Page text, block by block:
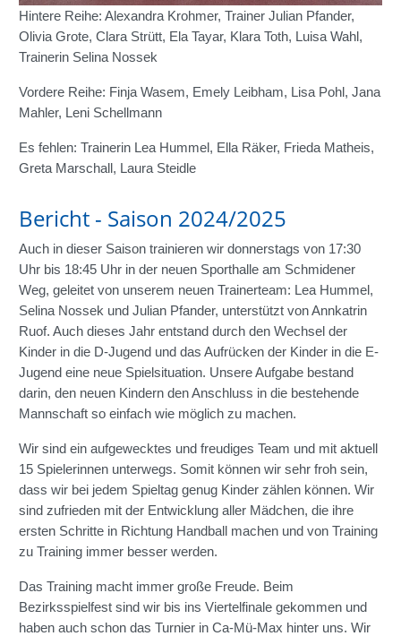
Hintere Reihe: Alexandra Krohmer, Trainer Julian Pfander,
Olivia Grote, Clara Strütt, Ela Tayar, Klara Toth, Luisa Wahl,
Trainerin Selina Nossek
Vordere Reihe: Finja Wasem, Emely Leibham, Lisa Pohl, Jana
Mahler, Leni Schellmann
Es fehlen: Trainerin Lea Hummel, Ella Räker, Frieda Matheis,
Greta Marschall, Laura Steidle
Bericht - Saison 2024/2025
Auch in dieser Saison trainieren wir donnerstags von 17:30
Uhr bis 18:45 Uhr in der neuen Sporthalle am Schmidener
Weg, geleitet von unserem neuen Trainerteam: Lea Hummel,
Selina Nossek und Julian Pfander, unterstützt von Annkatrin
Ruof. Auch dieses Jahr entstand durch den Wechsel der
Kinder in die D-Jugend und das Aufrücken der Kinder in die E-
Jugend eine neue Spielsituation. Unsere Aufgabe bestand
darin, den neuen Kindern den Anschluss in die bestehende
Mannschaft so einfach wie möglich zu machen.
Wir sind ein aufgewecktes und freudiges Team und mit aktuell
15 Spielerinnen unterwegs. Somit können wir sehr froh sein,
dass wir bei jedem Spieltag genug Kinder zählen können. Wir
sind zufrieden mit der Entwicklung aller Mädchen, die ihre
ersten Schritte in Richtung Handball machen und von Training
zu Training immer besser werden.
Das Training macht immer große Freude. Beim
Bezirksspielfest sind wir bis ins Viertelfinale gekommen und
haben auch schon das Turnier in Ca-Mü-Max hinter uns. Wir